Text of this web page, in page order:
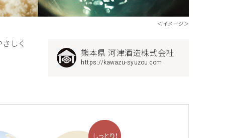
＜イメージ＞
しく
熊本県 河津酒造株式会社
https://kawazu-syuzou.com